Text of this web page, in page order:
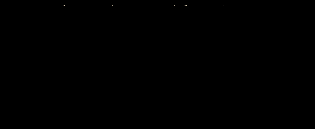
et de connaissance en informatique